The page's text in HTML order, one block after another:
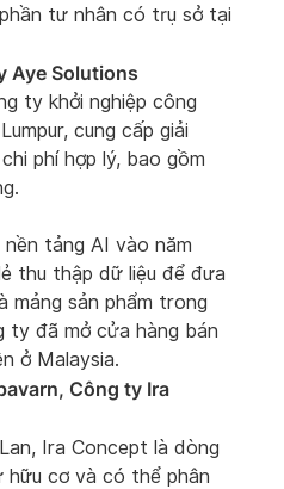
tư nhân có trụ sở tại
Aye Solutions
ty khởi nghiệp công
cung cấp giải
phí hợp lý, bao gồm
tảng AI vào năm
thu thập dữ liệu để đưa
mảng sản phẩm trong
ty đã mở cửa hàng bán
ở Malaysia.
Công ty Ira
Ira Concept là dòng
hữu cơ và có thể phân